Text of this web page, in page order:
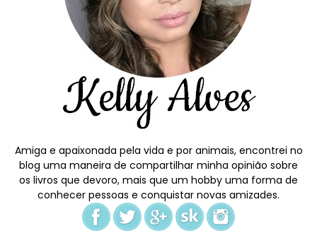
Amiga e apaixonada pela vida e por animais, encontrei no
blog uma maneira de compartilhar minha opinião sobre
os livros que devoro, mais que um hobby uma forma de
conhecer pessoas e conquistar novas amizades.